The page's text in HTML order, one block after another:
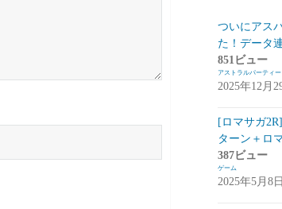
スマート
PC (7)
お知らせ(6)
コンパイル
姫プタワー
攻略 (9)
ついにアス
た！データ
851ビュー
アストラルパーティー
2025年12月
[ロマサガ
ターン＋ロ
387ビュー
ゲーム
2025年5月8